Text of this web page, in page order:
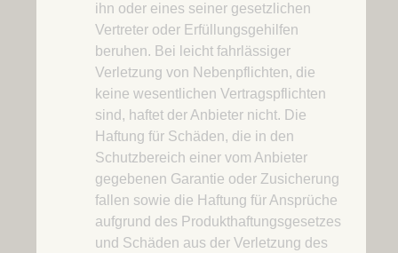
ihn oder eines seiner gesetzlichen
Vertreter oder Erfüllungsgehilfen
beruhen. Bei leicht fahrlässiger
Verletzung von Nebenpflichten, die
keine wesentlichen Vertragspflichten
sind, haftet der Anbieter nicht. Die
Haftung für Schäden, die in den
Schutzbereich einer vom Anbieter
gegebenen Garantie oder Zusicherung
fallen sowie die Haftung für Ansprüche
aufgrund des Produkthaftungsgesetzes
und Schäden aus der Verletzung des